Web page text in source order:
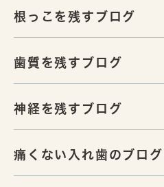
根っこを残すブログ
歯質を残すブログ
神経を残すブログ
痛くない入れ歯のブログ